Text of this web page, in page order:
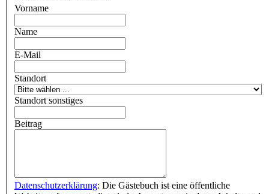
Vorname
Name
E-Mail
Standort
Standort sonstiges
Beitrag
Datenschutzerklärung: Die Gästebuch ist eine öffentliche